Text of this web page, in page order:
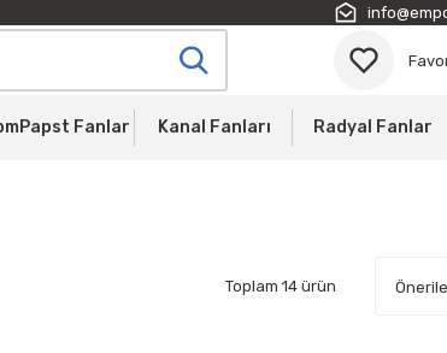
Fanlar Kanal Fanları Radyal Fanlar
Toplam 14 ürün